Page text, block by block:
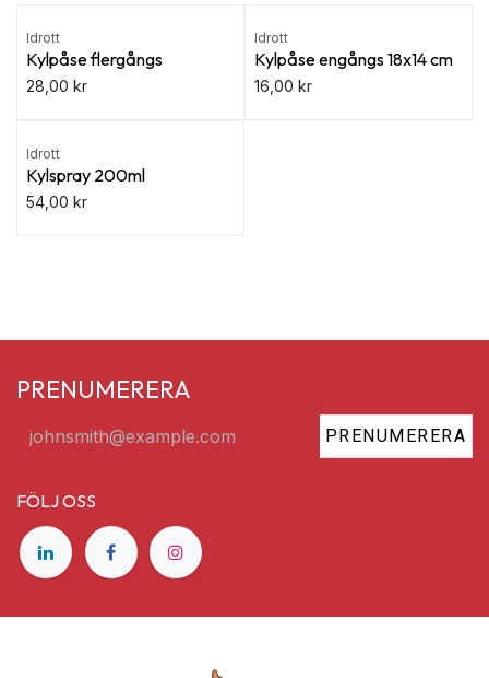
Idrott
Kylpåse flergångs
28,00 kr
Idrott
Kylpåse engångs 18x14 cm
16,00 kr
Idrott
Kylspray 200ml
54,00 kr
PRENUMERERA
PRENUMERERA
FÖLJ OSS